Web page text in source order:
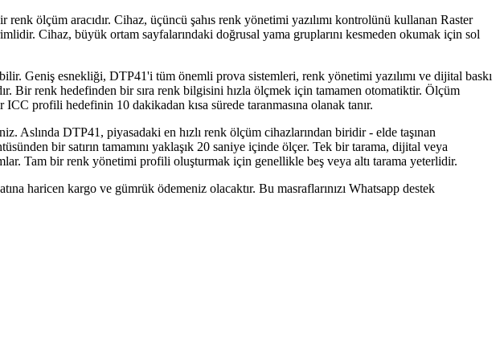
ölçüm aracıdır. Cihaz, üçüncü şahıs renk yönetimi yazılımı kontrolünü kullanan Raster
Cihaz, büyük ortam sayfalarındaki doğrusal yama gruplarını kesmeden okumak için sol
Geniş esnekliği, DTP41'i tüm önemli prova sistemleri, renk yönetimi yazılımı ve dijital baskı
Bir renk hedefinden bir sıra renk bilgisini hızla ölçmek için tamamen otomatiktir. Ölçüm
profili hedefinin 10 dakikadan kısa sürede taranmasına olanak tanır.
Aslında DTP41, piyasadaki en hızlı renk ölçüm cihazlarından biridir - elde taşınan
bir satırın tamamını yaklaşık 20 saniye içinde ölçer. Tek bir tarama, dijital veya
Tam bir renk yönetimi profili oluşturmak için genellikle beş veya altı tarama yeterlidir.
haricen kargo ve gümrük ödemeniz olacaktır. Bu masraflarınızı Whatsapp destek